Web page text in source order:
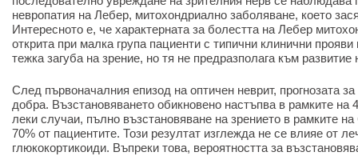
невропатия на Лебер, митохондриално заболяване, което
Интересното е, че характерната за болестта на Лебер
открита при малка група пациенти с типични клинични
тежка загуба на зрение, но тя не предразполага към
След първоначалния епизод на оптичен неврит, прогнозата
добра. Възстановяването обикновено настъпва в рамките на
леки случаи, пълно възстановяване на зрението в рамките
70% от пациентите. Този резултат изглежда не се влияе от
глюкокортикоиди. Въпреки това, вероятността за